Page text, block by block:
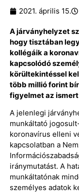
2021. április 15.
A járványhelyzet
hogy tisztában
kollégáik a
kapcsolódó
körültekintéssel
több millió forint
figyelmet az
A jelenlegi
munkáltató
koronavírus elleni
kapcsolatban a
iránymutatást. A
munkáltatónak
személyes adatok